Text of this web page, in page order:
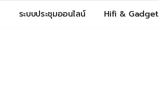
ระบบประชุมออนไลน์ Hifi & Gadget